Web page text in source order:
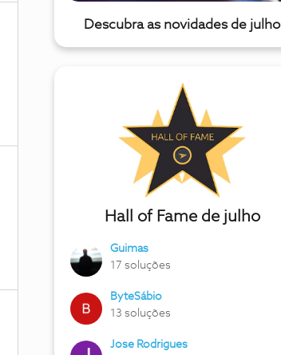
Descubra as novidades de julho
Hall of Fame de julho
Guimas
17 soluções
ByteSábio
13 soluções
Jose Rodrigues